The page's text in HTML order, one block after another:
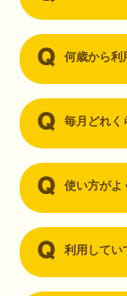
何歳から利
毎月どれく
使い方がよ
利用してい